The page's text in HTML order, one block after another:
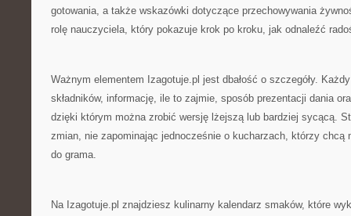
gotowania, a także wskazówki dotyczące przechowywania
rolę nauczyciela, który pokazuje krok po kroku, jak odnaleźć
Ważnym elementem Izagotuje.pl jest dbałość o szczegóły.
składników, informację, ile to zajmie, sposób prezentacji dania
dzięki którym można zrobić wersję lżejszą lub bardziej sycącą.
zmian, nie zapominając jednocześnie o kucharzach, którzy chcą
do grama.
Na Izagotuje.pl znajdziesz kulinarny kalendarz smaków, które